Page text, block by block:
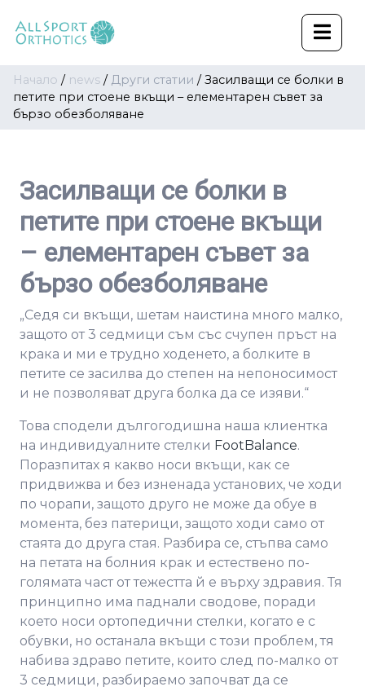
Начало / news / Други статии /Засилващи се болки в
петите при стоене вкъщи – елементарен съвет за
бързо обезболяване
Засилващи се болки в
петите при стоене вкъщи
– елементарен съвет за
бързо обезболяване
„Седя си вкъщи, шетам наистина много малко,
защото от 3 седмици съм със счупен пръст на
крака и ми е трудно ходенето, а болките в
петите се засилва до степен на непоносимост
и не позволяват друга болка да се изяви.“
Това сподели дългогодишна наша клиентка
на индивидуалните стелки FootBalance.
Поразпитах я какво носи вкъщи, как се
придвижва и без изненада установих, че ходи
по чорапи, защото друго не може да обуе в
момента, без патерици, защото ходи само от
стаята до друга стая. Разбира се, стъпва само
на петата на болния крак и естествено по-
голямата част от тежестта й е върху здравия. Тя
принципно има паднали сводове, поради
което носи ортопедични стелки, когато е с
обувки, но останала вкъщи с този проблем, тя
набива здраво петите, които след по-малко от
3 седмици, разбираемо започват да се